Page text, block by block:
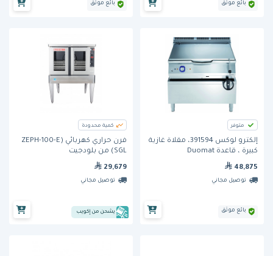
بائع موثق بائع موثق
متوفر
إلكترو لوكس 391594، مقلاة غازية
كبيرة ، قاعدة Duomat
48,875
توصيل مجاني
بائع موثق
كمية محدودة
فرن حراري كهربائي (ZEPH-100-E
SGL) من بلودجيت
29,679
توصيل مجاني
يشحن من إكويب